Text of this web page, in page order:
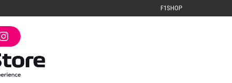
F1SHOP
I
n
s
t
a
g